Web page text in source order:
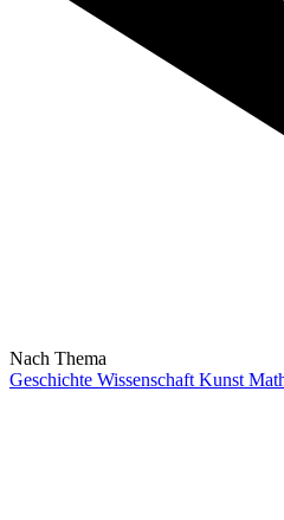
Nach Thema
Geschichte Wissenschaft Kunst